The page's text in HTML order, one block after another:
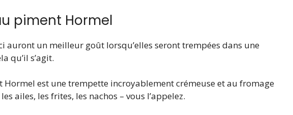
piment Hormel
auront un meilleur goût lorsqu’elles seront trempées dans une
qu’il s’agit.
est une trempette incroyablement crémeuse et au fromage
ailes, les frites, les nachos – vous l’appelez.